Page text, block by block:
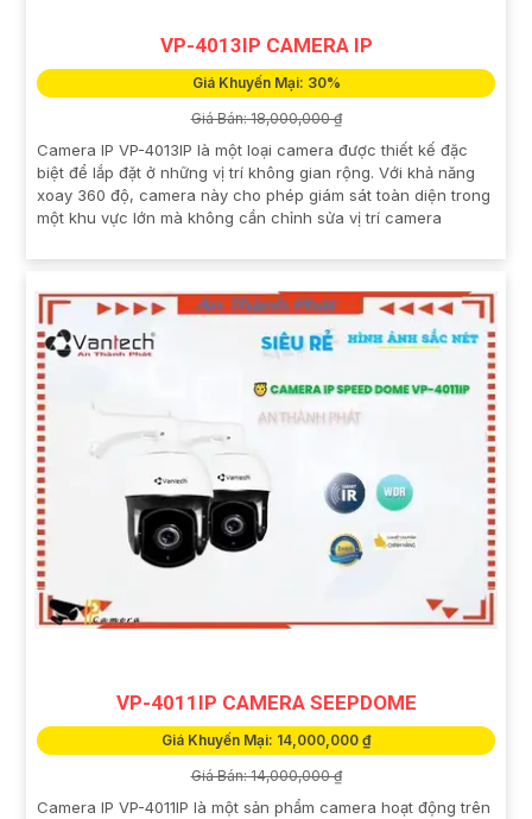
VP-4013IP CAMERA IP
Giá Khuyến Mại: 30%
Giá Bán: 18,000,000 ₫
Camera IP VP-4013IP là một loại camera được thiết kế đặc
biệt để lắp đặt ở những vị trí không gian rộng. Với khả năng
xoay 360 độ, camera này cho phép giám sát toàn diện trong
một khu vực lớn mà không cần chỉnh sửa vị trí camera
VP-4011IP CAMERA SEEPDOME
Giá Khuyến Mại: 14,000,000 ₫
Giá Bán: 14,000,000 ₫
Camera IP VP-4011IP là một sản phẩm camera hoạt động trên